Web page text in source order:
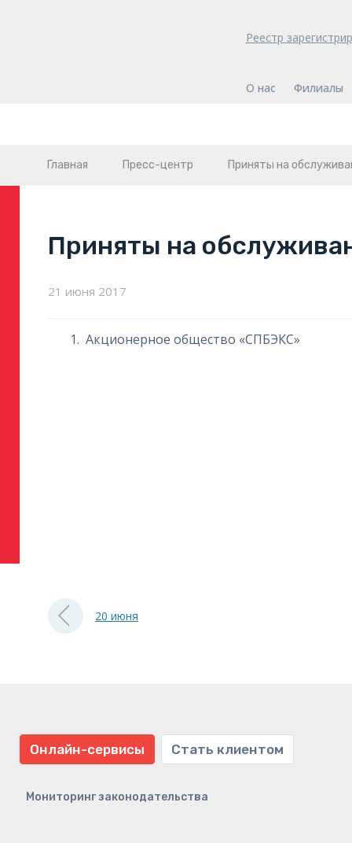
Реестр
О нас Филиалы
Главная Пресс-центр Приняты на
Приняты на
21 июня 2017
Акционерное общество «СПБЭКС»
20 июня
Онлайн-сервисы Стать клиентом
Мониторинг законодательства